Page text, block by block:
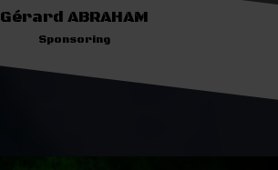
Gérard ABRAHAM
Sponsoring